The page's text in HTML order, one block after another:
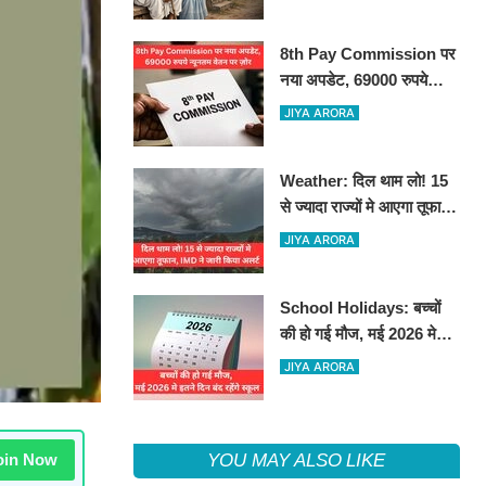
Now
8th Pay Commission पर
नया अपडेट, 69000 रुपये
न्यूनतम वेतन पर ज़ोर
JIYA ARORA
Weather: दिल थाम लो! 15
से ज्यादा राज्यों मे आएगा तूफान,
IMD ने जारी किया अलर्ट
JIYA ARORA
School Holidays: बच्चों
की हो गई मौज, मई 2026 मे
इतने दिन बंद रहेंगे स्कूल
JIYA ARORA
YOU MAY ALSO LIKE